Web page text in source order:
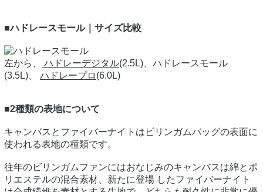
■ハドレースモール｜サイズ比較
左から、 ハドレーデジタル(2.5L)、ハドレースモール
(3.5L)、 ハドレープロ (6.0L)
■2種類の表地について
キャンバスとファイバーナイトはビリンガムバッグの表面に
使われる表地の種類です。
往年のビリンガムファンにはおなじみのキャンバスは綿とポ
リエステルの混合素材、新たに登場 したファイバーナイト